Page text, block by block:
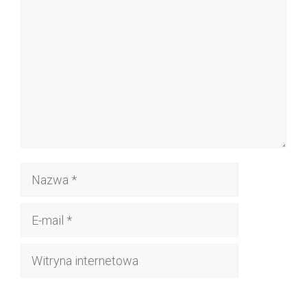
Nazwa
Witryna